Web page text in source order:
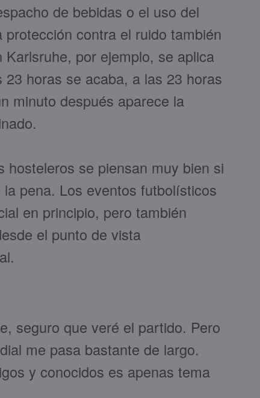
de bebidas o el uso del
contra el ruido también
por ejemplo, se aplica
horas se acaba, a las 23 horas
minuto después aparece la
hosteleros se piensan muy bien si
pena. Los eventos futbolísticos
en principio, pero también
el punto de vista
seguro que veré el partido. Pero
me pasa bastante de largo.
y conocidos es apenas tema